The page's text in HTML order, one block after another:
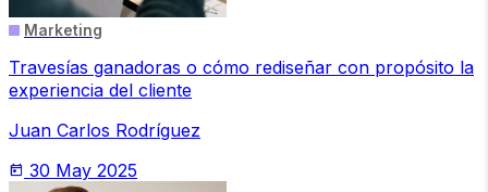
Marketing
Travesías ganadoras o cómo rediseñar con propósito la
experiencia del cliente
Juan Carlos Rodríguez
today 30 May 2025